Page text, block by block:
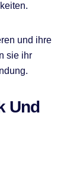
und ihre
sie ihr
Und